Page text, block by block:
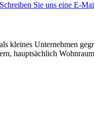
Schreiben Sie uns eine E-
kleines Unternehmen
hauptsächlich